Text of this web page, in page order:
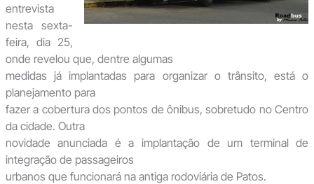
entrevista
nesta sexta-
feira, dia 25,
onde revelou que, dentre algumas
medidas já implantadas para organizar o trânsito, está o
planejamento para
fazer a cobertura dos pontos de ônibus, sobretudo no Centro
da cidade. Outra
novidade anunciada é a implantação de um terminal de
integração de passageiros
urbanos que funcionará na antiga rodoviária de Patos.